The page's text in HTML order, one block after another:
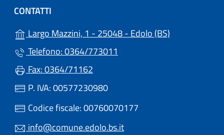
CONTATTI
Largo Mazzini, 1 - 25048 - Edolo (BS)
Telefono: 0364/773011
Fax: 0364/71162
P. IVA: 00577230980
Codice fiscale: 00760070177
info@comune.edolo.bs.it